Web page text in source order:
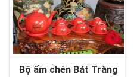
Bộ ấm chén Bát Tràng